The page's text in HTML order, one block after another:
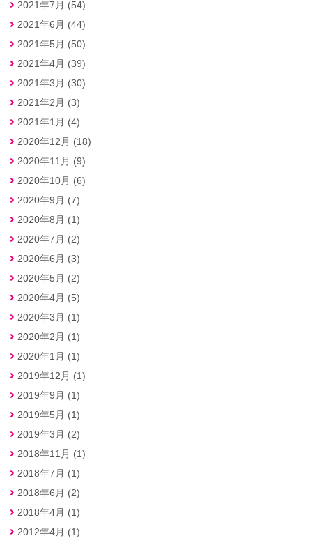
2021年7月 (54)
2021年6月 (44)
2021年5月 (50)
2021年4月 (39)
2021年3月 (30)
2021年2月 (3)
2021年1月 (4)
2020年12月 (18)
2020年11月 (9)
2020年10月 (6)
2020年9月 (7)
2020年8月 (1)
2020年7月 (2)
2020年6月 (3)
2020年5月 (2)
2020年4月 (5)
2020年3月 (1)
2020年2月 (1)
2020年1月 (1)
2019年12月 (1)
2019年9月 (1)
2019年5月 (1)
2019年3月 (2)
2018年11月 (1)
2018年7月 (1)
2018年6月 (2)
2018年4月 (1)
2012年4月 (1)